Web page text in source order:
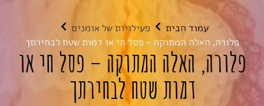
עמוד הבית
פעילויות של אומנים
פלורה, האלה המתוקה – פסל חי או דמות שטח לבחירתך
פלורה, האלה המתוקה – פסל חי או
דמות שטח לבחירתך